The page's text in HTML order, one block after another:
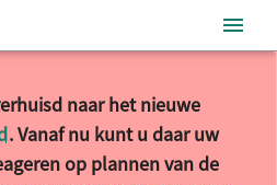
naar het nieuwe
. Vanaf nu kunt u daar uw
op plannen van de